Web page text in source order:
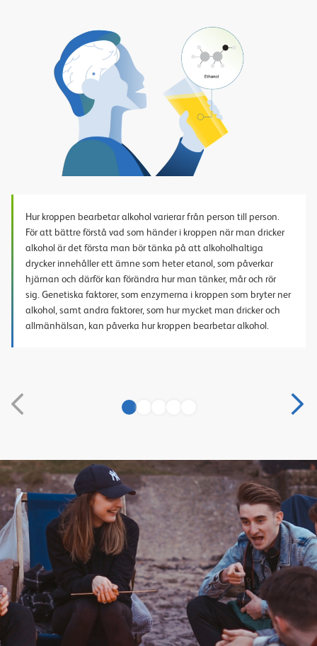
Hur kroppen bearbetar alkohol varierar från person till person.
För att bättre förstå vad som händer i kroppen när man dricker
alkohol är det första man bör tänka på att alkoholhaltiga
drycker innehåller ett ämne som heter etanol, som påverkar
hjärnan och därför kan förändra hur man tänker, mår och rör
sig. Genetiska faktorer, som enzymerna i kroppen som bryter ner
alkohol, samt andra faktorer, som hur mycket man dricker och
allmänhälsan, kan påverka hur kroppen bearbetar alkohol.